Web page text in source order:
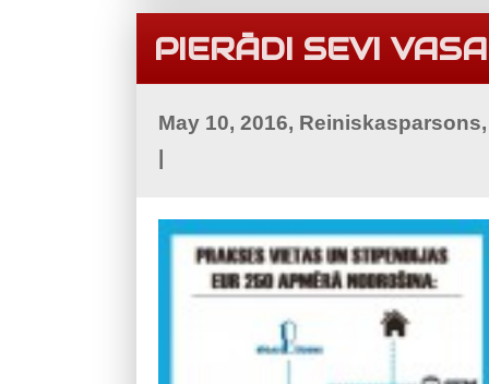
PIERĀDI SEVI
May 10, 2016,
|